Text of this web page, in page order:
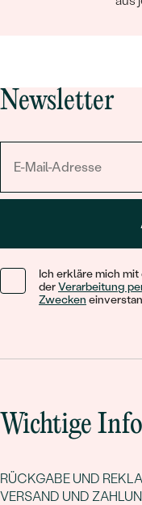
Newsletter
Ich erkläre mich mit
derVerarbeitung
Zwecken
Wichtige
RÜCKGABE UND
VERSAND UND